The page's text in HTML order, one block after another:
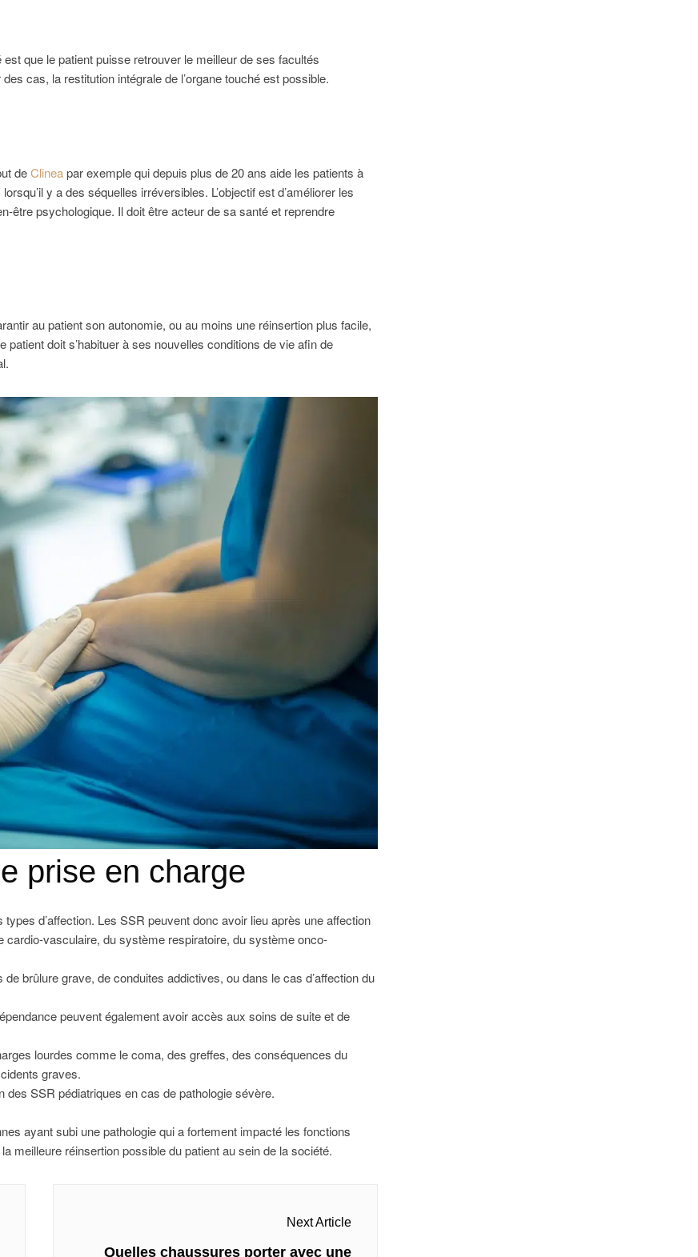
que le patient puisse retrouver le meilleur de ses facultés
cas, la restitution intégrale de l’organe touché est possible.
deClineapar exemple qui depuis plus de 20 ans aide les patients à
y a des séquelles irréversibles. L’objectif est d’améliorer les
être psychologique. Il doit être acteur de sa santé et reprendre
au patient son autonomie, ou au moins une réinsertion plus facile,
doit s’habituer à ses nouvelles conditions de vie afin de
prise en charge
types d’affection. Les SSR peuvent donc avoir lieu après une affection
cardio-vasculaire, du système respiratoire, du système onco-
brûlure grave, de conduites addictives, ou dans le cas d’affection du
peuvent également avoir accès aux soins de suite et de
lourdes comme le coma, des greffes, des conséquences du
graves.
SSR pédiatriques en cas de pathologie sévère.
ayant subi une pathologie qui a fortement impacté les fonctions
meilleure réinsertion possible du patient au sein de la société.
Next Article
Next
Quelles chaussures porter avec une